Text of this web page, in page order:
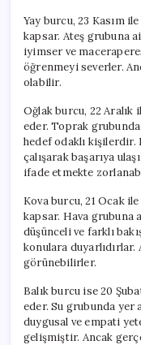
Yay burcu, 23 Kasım
kapsar. Ateş grubuna
iyimser ve
öğrenmeyi severler.
olabilir.
Oğlak burcu, 22 Aralık
eder. Toprak
hedef odaklı
çalışarak başarıya
ifade etmekte
Kova burcu, 21 Ocak
kapsar. Hava grubuna
düşünceli ve farklı
konulara duyarlıdırlar.
görünebilirler.
Balık burcu ise 20
eder. Su grubunda yer
duygusal ve empati
gelişmiştir. Ancak